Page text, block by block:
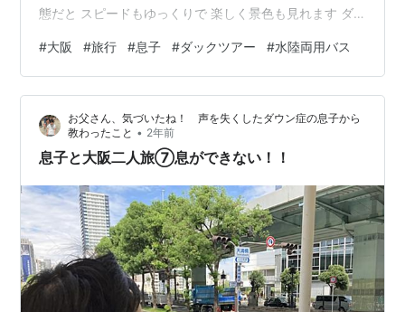
態だと スピードもゆっくりで 楽しく景色も見れます ダ
のような 「さすが大阪」というような お笑いたっぷりの
楽しい案内でした ただ、 乗客は私と息子の二人だけ。
息子はガイドさんの案内は まったくわからないので、 実
質私一人に 75分間のお笑いガイド おもしろかったのです
が、 ずっと反応し続けるのも ちょっと大変でした そこ
はガイドさんも…
#大阪 #旅行 #息子 #ダックツアー #水陸両用バス
お父さん、気づいたね！ 声を失くしたダウン症の息子から
教わったこと • 2年前
息子と大阪二人旅⑦息ができない！！